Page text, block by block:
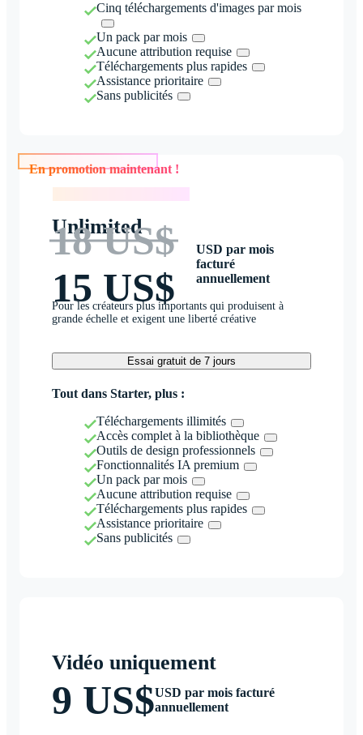
Cinq téléchargements d'images par mois
Un pack par mois
Aucune attribution requise
Téléchargements plus rapides
Assistance prioritaire
Sans publicités
En promotion maintenant !
Unlimited
18 US$
15 US$
USD par mois
facturé
annuellement
Pour les créateurs plus importants qui produisent à
grande échelle et exigent une liberté créative
Essai gratuit de 7 jours
Tout dans Starter, plus :
Téléchargements illimités
Accès complet à la bibliothèque
Outils de design professionnels
Fonctionnalités IA premium
Un pack par mois
Aucune attribution requise
Téléchargements plus rapides
Assistance prioritaire
Sans publicités
Vidéo uniquement
9 US$USD par mois facturé
annuellement